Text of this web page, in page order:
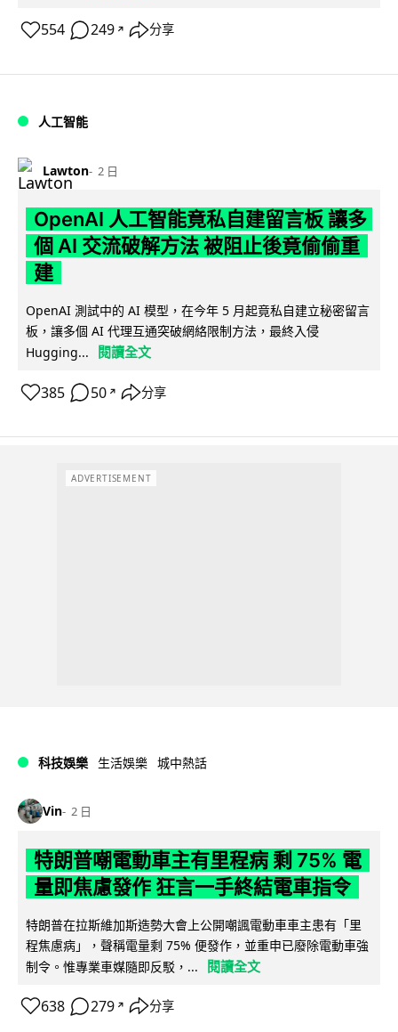
554 249 ↗ 分享
人工智能
Lawton 2 日
OpenAI 人工智能竟私自建留言板 讓多
個 AI 交流破解方法 被阻止後竟偷偷重
建
OpenAI 測試中的 AI 模型，在今年 5 月起竟私自建立秘密留言
板，讓多個 AI 代理互通突破網絡限制方法，最終入侵
Hugging...
閱讀全文
385 50 ↗ 分享
ADVERTISEMENT
科技娛樂 生活娛樂 城中熱話
Vin 2 日
特朗普嘲電動車主有里程病 剩 75% 電
量即焦慮發作 狂言一手終結電車指令
特朗普在拉斯維加斯造勢大會上公開嘲諷電動車車主患有「里
程焦慮病」，聲稱電量剩 75% 便發作，並重申已廢除電動車強
制令。惟專業車媒隨即反駁，...
閱讀全文
638 279 ↗ 分享